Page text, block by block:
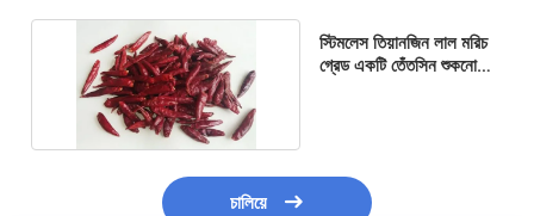
স্টিমলেস তিয়ানজিন লাল মরিচ
গ্রেড একটি তেঁতসিন শুকনো
চালিয়ে